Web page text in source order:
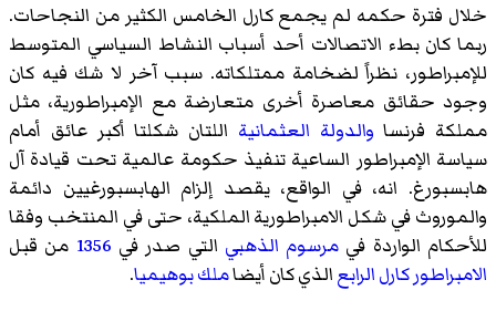
خلال فترة حكمه لم يجمع كارل الخامس الكثير من النجاحات.
ربما كان بطء الاتصالات أحد أسباب النشاط السياسي المتوسط
للإمبراطور، نظراً لضخامة ممتلكاته. سبب آخر لا شك فيه كان
وجود حقائق معاصرة أخرى متعارضة مع الإمبراطورية، مثل
مملكة فرنسا والدولة العثمانية اللتان شكلتا أكبر عائق أمام
سياسة الإمبراطور الساعية تنفيذ حكومة عالمية تحت قيادة آل
هابسبورغ. انه، في الواقع، يقصد إلزام الهابسبورغيين دائمة
والموروث في شكل الامبراطورية الملكية، حتى في المنتخب وفقا
للأحكام الواردة في مرسوم الذهبي التي صدر في 1356 من قبل
الامبراطور كارل الرابعالذي كان أيضاملك بوهيميا.